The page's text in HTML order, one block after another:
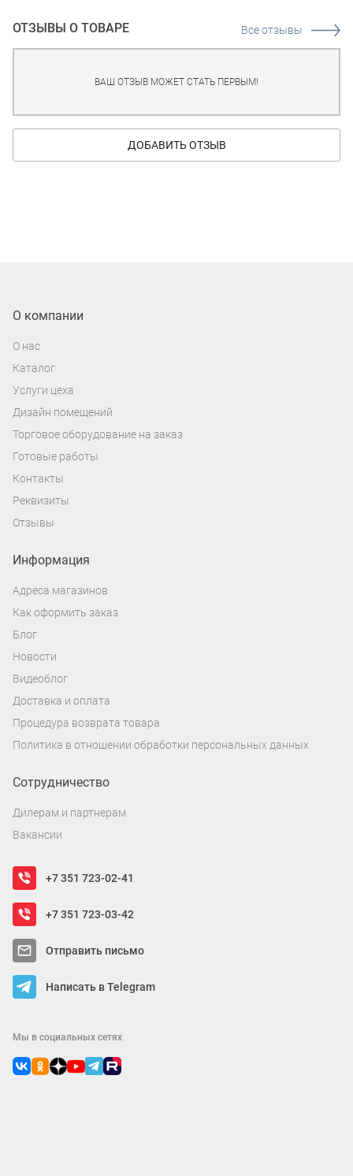
ОТЗЫВЫ О ТОВАРЕ Все отзывы
ВАШ ОТЗЫВ МОЖЕТ СТАТЬ ПЕРВЫМ!
ДОБАВИТЬ ОТЗЫВ
О компании
О нас
Каталог
Услуги цеха
Дизайн помещений
Торговое оборудование на заказ
Готовые работы
Контакты
Реквизиты
Отзывы
Информация
Адреса магазинов
Как оформить заказ
Блог
Новости
Видеоблог
Доставка и оплата
Процедура возврата товара
Политика в отношении обработки персональных данных
Сотрудничество
Дилерам и партнерам
Вакансии
+7 351 723-02-41
+7 351 723-03-42
Отправить письмо
Написать в Telegram
Мы в социальных сетях